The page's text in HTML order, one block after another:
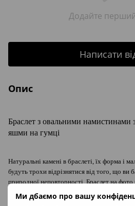
Ми дбаємо про вашу
Додайте перший
Написати
Опис
Браслет з овальними намистинами
яшми на гумці
Натуральні камені в браслеті, їх форма і
будуть трохи відрізнятися від того, що ви
природної неповторності. Браслет на фото
отримали від постачальника і фотографія
гарантує, що це виріб виготовлений з